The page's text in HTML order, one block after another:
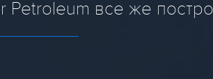
Petroleum все же